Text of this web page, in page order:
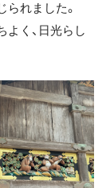
れました。
く、日光らし